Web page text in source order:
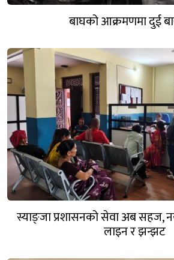
बाघको आक्रमणमा दुई
स्याङ्जा प्रशासनको सेवा अब सहज,
लाइन र झन्झट